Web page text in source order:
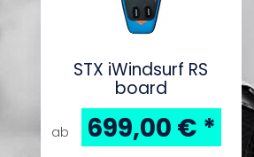
STX iWindsurf RS
board
ab 699,00 € *